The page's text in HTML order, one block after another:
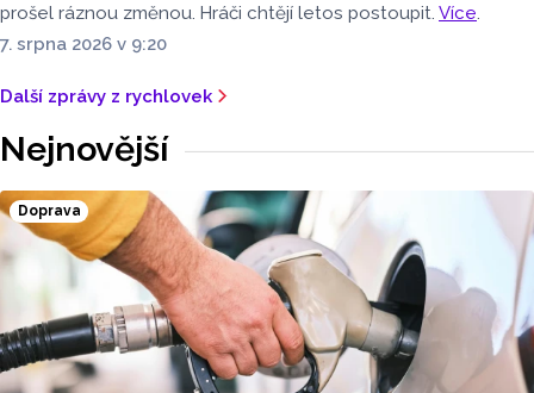
prošel ráznou změnou. Hráči chtějí letos postoupit. Více.
7. srpna 2026 v 9:20
Další zprávy z rychlovek
Nejnovější
Doprava